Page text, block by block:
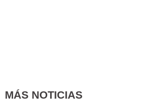
MÁS NOTICIAS